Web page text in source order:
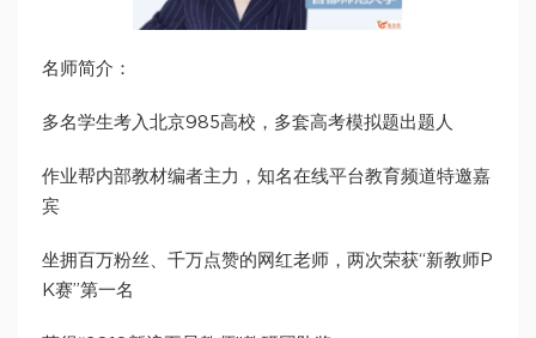
名师简介：
多名学生考入北京985高校，多套高考模拟题出题人
作业帮内部教材编者主力，知名在线平台教育频道特邀嘉
宾
坐拥百万粉丝、千万点赞的网红老师，两次荣获“新教师P
K赛”第一名